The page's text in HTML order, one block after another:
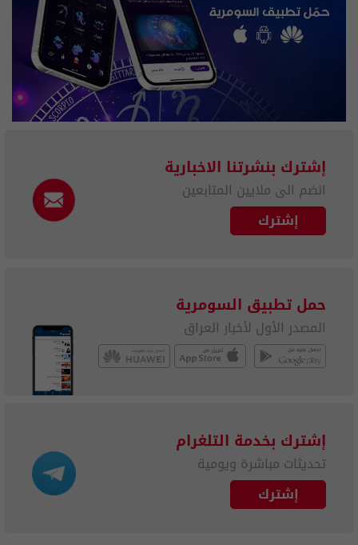
إشترك بنشرتنا الاخبارية
انضم الى ملايين المتابعين
إشترك
حمل تطبيق السومرية
المصدر الأول لأخبار العراق
إشترك بخدمة التلغرام
تحديثات مباشرة ويومية
إشترك